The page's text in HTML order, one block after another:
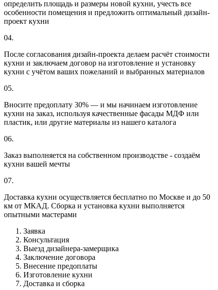
определить площадь и размеры новой кухни, учесть все
особенности помещения и предложить оптимальный дизайн-
проект кухни
04.
После согласования дизайн-проекта делаем расчёт стоимости
кухни и заключаем договор на изготовление и установку
кухни с учётом ваших пожеланий и выбранных материалов
05.
Вносите предоплату 30% — и мы начинаем изготовление
кухни на заказ, используя качественные фасады МДФ или
пластик, или другие материалы из нашего каталога
06.
Заказ выполняется на собственном производстве - создаём
кухни вашей мечты
07.
Доставка кухни осуществляется бесплатно по Москве и до 50
км от МКАД. Сборка и установка кухни выполняется
опытными мастерами
Заявка
Консультация
Выезд дизайнера-замерщика
Заключение договора
Внесение предоплаты
Изготовление кухни
Доставка и сборка